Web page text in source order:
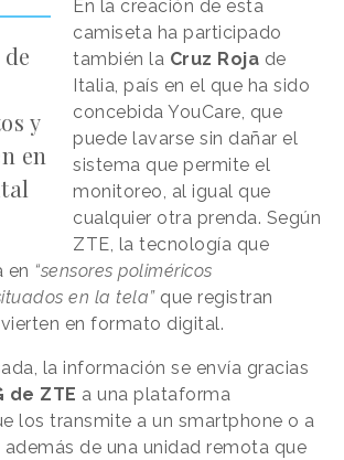
y
en
En la creación de esta
camiseta ha participado
también la Cruz Roja de
Italia, país en el que ha sido
concebida YouCare, que
puede lavarse sin dañar el
sistema que permite el
monitoreo, al igual que
cualquier otra prenda. Según
ZTE, la tecnología que
en “sensores poliméricos
en la tela”que registran
en formato digital.
la información se envía gracias
de ZTE a una plataforma
los transmite a un smartphone o a
de una unidad remota que